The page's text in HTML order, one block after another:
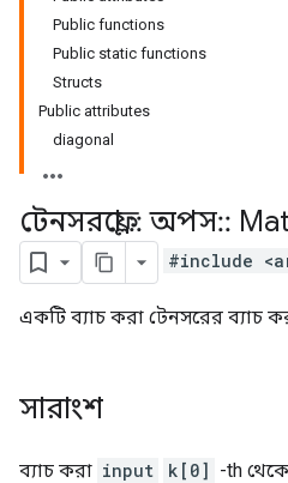
Public functions
Public static functions
Structs
Public attributes
diagonal
টেনসরফ্লো:: অপস::
#include
একটি ব্যাচ করা টেনসরের ব্যাচ
সারাংশ
ব্যাচ করা input k[0] -th থেকে